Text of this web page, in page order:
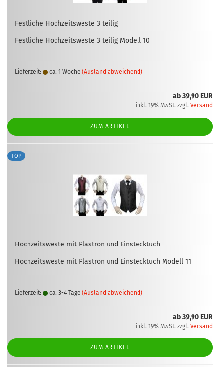
Fest­li­che Hoch­zeits­wes­te 3 tei­lig
Fest­li­che Hoch­zeits­wes­te 3 tei­lig Mo­dell 10
Lieferzeit: ca. 1 Woche (Ausland abweichend)
ab 39,90 EUR
inkl. 19% MwSt. zzgl. Versand
ZUM ARTIKEL
TOP
Hoch­zeits­wes­te mit Plas­tron und Ein­steck­tuch
Hoch­zeits­wes­te mit Plas­tron und Ein­steck­tuch Mo­dell 11
Lieferzeit: ca. 3-4 Tage (Ausland abweichend)
ab 39,90 EUR
inkl. 19% MwSt. zzgl. Versand
ZUM ARTIKEL